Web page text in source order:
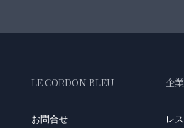
LE CORDON BLEU
お問合せ
企
レ